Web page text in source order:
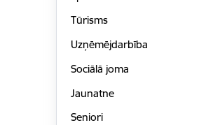
Tūrisms
Uzņēmējdarbība
Sociālā joma
Jaunatne
Seniori